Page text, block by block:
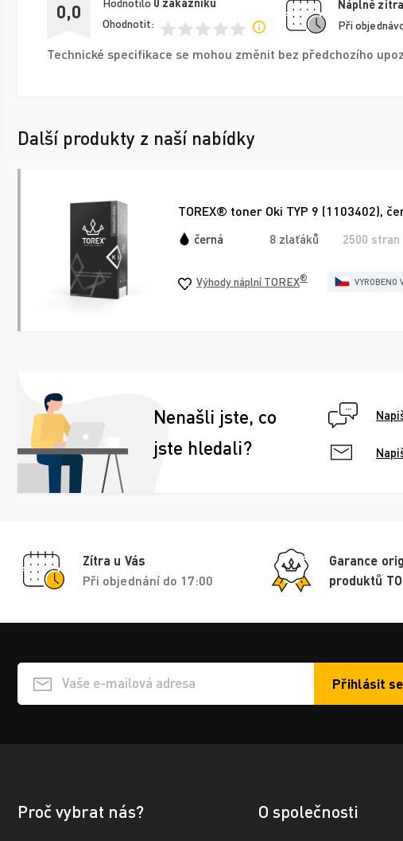
0,0 Hodnotilo 0 zákazníků
Ohodnotit:
Náplně
Při
Technické specifikace se mohou změnit bez předchozího
Další produkty z naší nabídky
TOREX® toner Oki TYP 9 (1103402),
černá 8 zlaťáků 2500 stran
Výhody náplní TOREX® VYROBENO
Nenašli jste, co
jste hledali?
Zítra u Vás
Při objednání do 17:00
Garance
produktů
Přihlášení e-mailu k odběru Přihlásit se
Proč vybrat nás? O společnosti